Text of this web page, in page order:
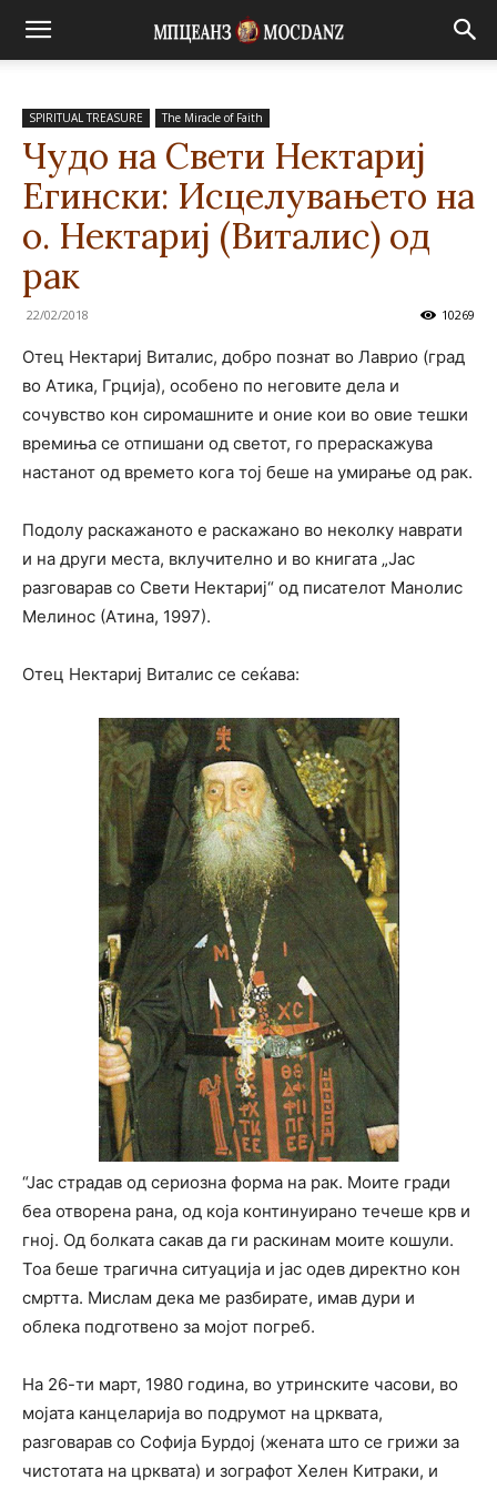
SPIRITUAL TREASURE The Miracle of Faith
Чудо на Свети Нектариј
Егински: Исцелувањето на
о. Нектариј (Виталис) од
рак
22/02/2018 10269
Oтец Нектариј Виталис, добро познат во Лаврио (град
во Атика, Грција), особено по неговите дела и
сочувство кон сиромашните и оние кои во овие тешки
времиња се отпишани од светот, го прераскажува
настанот од времето кога тој беше на умирање од рак.
Подолу раскажаното е раскажано во неколку наврати
и на други места, вклучително и во книгата „Јас
разговарав со Свети Нектариј“ од писателот Манолис
Мелинос (Атина, 1997).
Отец Нектариј Виталис се сеќава:
“Јас страдав од сериозна форма на рак. Моите гради
беа отворена рана, од која континуирано течеше крв и
гној. Од болката сакав да ги раскинам моите кошули.
Тоа беше трагична ситуација и јас одев директно кон
смртта. Мислам дека ме разбирате, имав дури и
облека подготвено за мојот погреб.
На 26-ти март, 1980 година, во утринските часови, во
мојата канцеларија во подрумот на црквата,
разговарав со Софија Бурдој (жената што се грижи за
чистотата на црквата) и зографот Хелен Китраки, и